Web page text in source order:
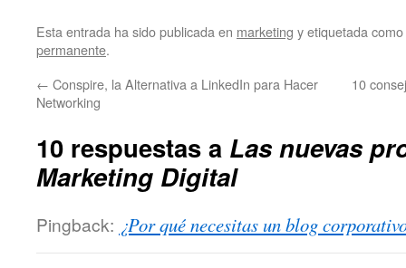
Esta entrada ha sido publicada en marketing y etiquetada como
permanente.
← Conspire, la Alternativa a LinkedIn para Hacer
Networking
10
10 respuestas a Las nuevas
Marketing Digital
Pingback: ¿Por qué necesitas un blog